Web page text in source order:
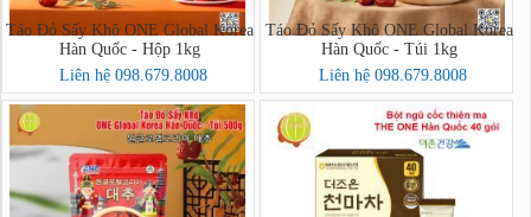
Táo Đỏ Sấy Khô ONE Global Korea
Hàn Quốc - Hộp 1kg
Liên hệ 098.679.8008
Táo Đỏ Sấy Khô ONE Global Korea
Hàn Quốc - Túi 1kg
Liên hệ 098.679.8008